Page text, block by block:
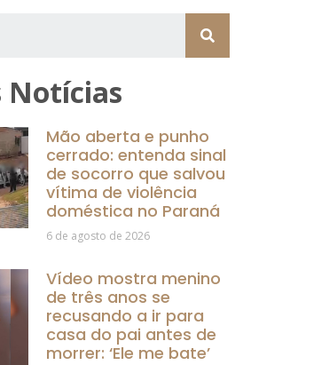
Notícias
Mão aberta e punho
cerrado: entenda sinal
de socorro que salvou
vítima de violência
doméstica no Paraná
6 de agosto de 2026
Vídeo mostra menino
de três anos se
recusando a ir para
casa do pai antes de
morrer: ‘Ele me bate’